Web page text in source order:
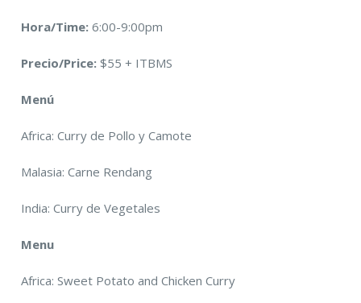
Hora/Time: 6:00-9:00pm
Precio/Price: $55 + ITBMS
Menú
Africa: Curry de Pollo y Camote
Malasia: Carne Rendang
India: Curry de Vegetales
Menu
Africa: Sweet Potato and Chicken Curry